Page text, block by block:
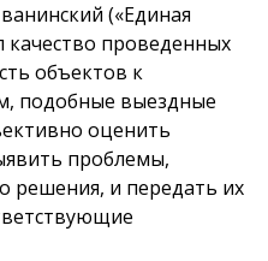
(«Единая
качество проведенных
объектов к
подобные выездные
оценить
проблемы,
решения, и передать их